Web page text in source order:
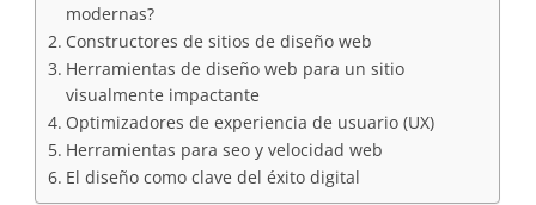
modernas?
Constructores de sitios de diseño web
Herramientas de diseño web para un sitio
visualmente impactante
Optimizadores de experiencia de usuario (UX)
Herramientas para seo y velocidad web
El diseño como clave del éxito digital